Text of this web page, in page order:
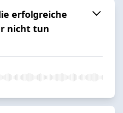
erfolgreiche
nicht tun